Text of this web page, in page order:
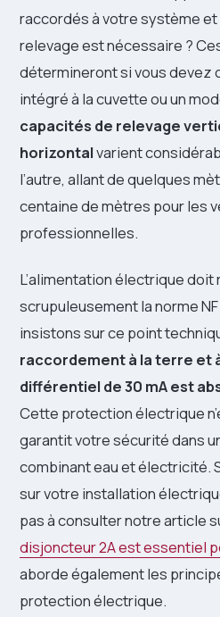
raccordés à votre système
relevage est nécessaire ?
détermineront si vous devez
intégré à la cuvette ou un
capacités de relevage
horizontalvarient
l’autre, allant de quelques
centaine de mètres pour les
professionnelles.
L’alimentation électrique
scrupuleusement la norme NF
insistons sur ce point
raccordement à la terre et
différentiel de 30 mA est
Cette protection électrique
garantit votre sécurité dans
combinant eau et électricité.
sur votre installation
pas à consulter notre article
disjoncteur 2A est essentiel
aborde également les
protection électrique.